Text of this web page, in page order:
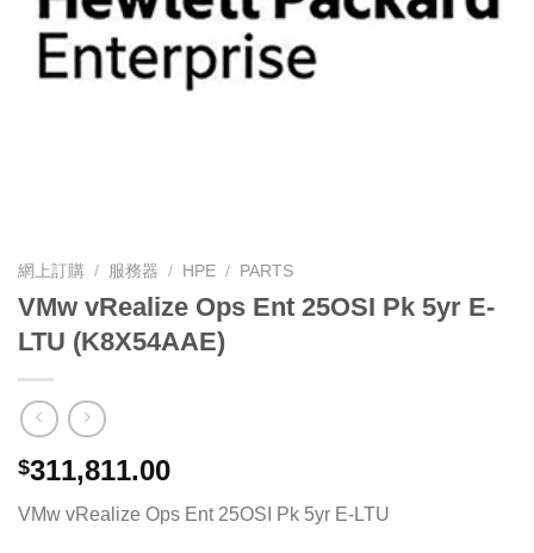
網上訂購 / 服務器 / HPE / PARTS
VMw vRealize Ops Ent 25OSI Pk 5yr E-
LTU (K8X54AAE)
$311,811.00
VMw vRealize Ops Ent 25OSI Pk 5yr E-LTU